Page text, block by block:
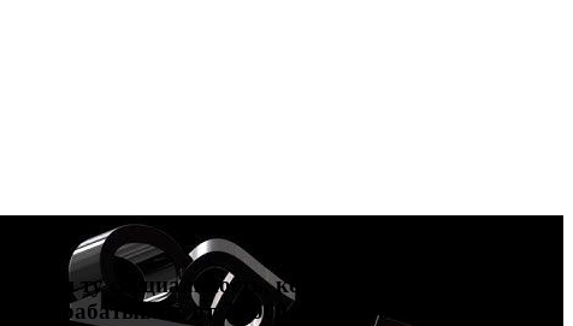
ту специальность, которая подойдет вам
зарабатывать от 70 000 до 200 000 рублей и